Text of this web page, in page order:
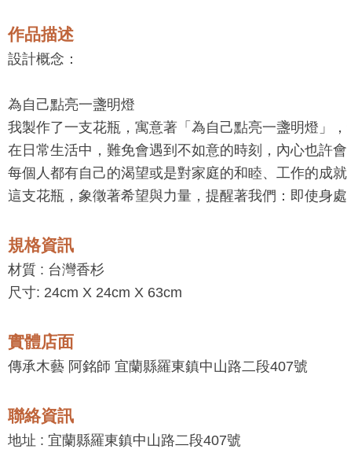
作品描述
設計概念：
為自己點亮一盞明燈
我製作了一支花瓶，寓意著「為自己點亮一盞明燈」
在日常生活中，難免會遇到不如意的時刻，內心也許
每個人都有自己的渴望或是對家庭的和睦、工作的成
這支花瓶，象徵著希望與力量，提醒著我們：即使身
規格資訊
材質 : 台灣香杉
尺寸: 24cm X 24cm X 63cm
實體店面
傳承木藝 阿銘師 宜蘭縣羅東鎮中山路二段407號
聯絡資訊
地址 : 宜蘭縣羅東鎮中山路二段407號